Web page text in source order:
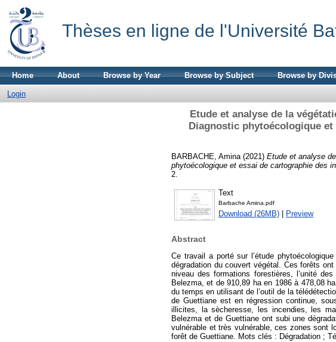
Thèses en ligne de l'Université
Home About Browse by Year Browse by Subject Browse by
Login
Etude et analyse de la
Diagnostic phytoécologique
BARBACHE, Amina (2021) Etude et analyse
phytoécologique et essai de cartographie des
2.
Text
Barbache Amina.pdf
Download (26MB) | Preview
Abstract
Ce travail a porté sur l’étude
dégradation du couvert végétal. Ces forêts
niveau des formations forestières, l’unité
Belezma, et de 910,89 ha en 1986 à 478,08
du temps en utilisant de l’outil de la
de Guettiane est en régression continue,
illicites, la sècheresse, les incendies, les
Belezma et de Guettiane ont subi une
vulnérable et très vulnérable, ces zones sont
forêt de Guettiane. Mots clés : Dégradation ;